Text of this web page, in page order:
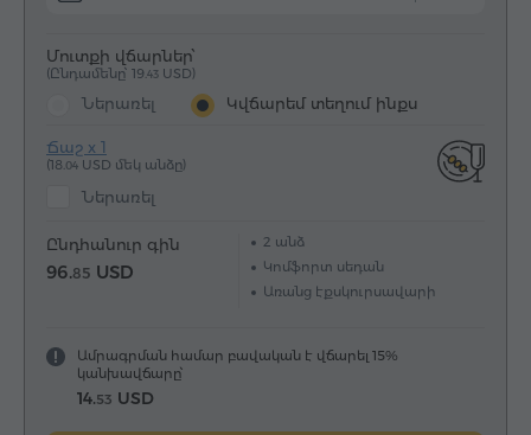
Մուտքի վճարներ՝
(Ընդամենը՝ 19.43 USD)
Ներառել Կվճարեմ տեղում ինքս
Ճաշ x 1
(18.04 USD մեկ անձը)
Ներառել
Ընդհանուր գին
96.85 USD
2 անձ
Կոմֆորտ սեդան
Առանց էքսկուրսավարի
Ամրագրման համար բավական է վճարել 15%
կանխավճարը՝
14.53 USD